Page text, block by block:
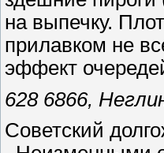
на выпечку.
прилавком не
эффект
628 6866,
Советский